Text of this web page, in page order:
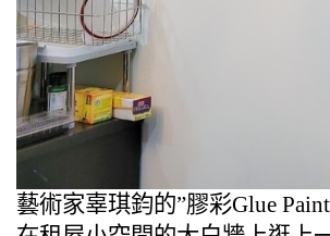
藝術家辜琪鈞的”膠彩Glue